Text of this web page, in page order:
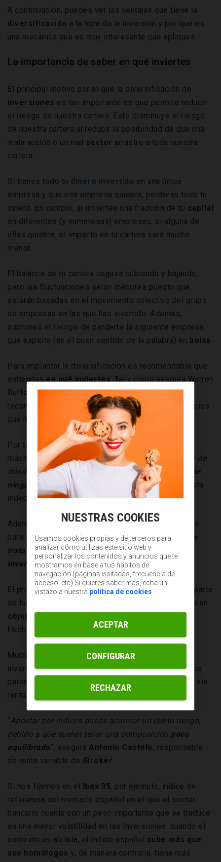
A continuación, puedes ver las ventajas que tiene la
diversificación a la hora de la inversión y por qué es
una mecánica que es muy interesante que apliques.
La importancia de saber en qué inviertes
El principal motivo por el que la diversificación de
inversiones es tan importante es que permite reducir
el riesgo de nuestra cartera. Esto disminuye el riesgo
de nuestra cartera al reducir la posibilidad de que una
mala acción o un mal sector arrastre a toda nuestra
cartera.
Si tienes todo tu dinero invertido en una única
empresa y que esa empresa quiebra, perderás todo tu
dinero. En cambio, si inviertes una fracción de tu capital
en diferentes (y numerosas) empresas, si alguna de
ellas quiebra, el impacto en tu cartera será mucho
menor.
El balance de tu cartera seguirá subiendo y bajando,
pero las fluctuaciones serán menores puesto que
estarán basadas en el movimiento colectivo del grupo
de empresas en las que has invertido. Además,
suprimes el riesgo de perderte la siguiente empresa
que explote (en el buen sentido de la palabra) en bolsa.
Para implantar la diversificación es recomendable que
entiendasen qué inviertes. Tal y como asegura Warren
Buffett, uno de los inversores más destacados y
reconocidos en
Wall Street, él no invierte en negocios
que no conoce.
Por tanto, a la hora de componer la
máxima debe aplicarse siempre. “
Si no se entiende de
dónde viene la rentabilidad
es mejor no apostar por
ningún activo
”, comenta José Luis Herrera
, analista
independiente.
Además, resulta importante ser selectivo y paciente
para llevar a cabo una diversificación adecuada. “
Se
trata de ser disciplinado a la hora elegir las
inversiones”, agrega Herrera.
El proceso de construir carteras y la ejecución por parte
de los inversores debe ser consistente y centrarse en
objetivos
a largo plazo, con independencia de las
fluctuaciones diarias de los mercados.
Muchos expertos suelen indicar que, a la hora de
invertir, hay que sermuy selectivosprimero con los
países, pero sobre todo con las compañías, ya sea vía
renta variable o renta fija.
“Apostar por índices puede acarrear un cierto riesgo,
debido a que suelen tener una composición poco
equilibrada”, asegura Antonio Castelo, responsable
de renta variable de iBroker.
Si nos fijamos en el Ibex 35, por ejemplo, índice de
referencia del mercado español en el que el sector
bancario cuenta con un peso importante que se traduce
en una mayor volatilidad en las inversiones: cuando el
contexto es alcista, el índice español sube más que
sus homólogos y, de manera contraria, tiene más
NUESTRAS COOKIES
Usamos cookies propias y de terceros para
analizar cómo utilizas este sitio web y
personalizar los contenidos y anuncios que te
mostramos en base a tus hábitos de
navegación (páginas visitadas, frecuencia de
acceso, etc) Si quieres saber más, echa un
vistazo a nuestra política de cookies
RECHAZAR
ACEPTAR
CONFIGURAR